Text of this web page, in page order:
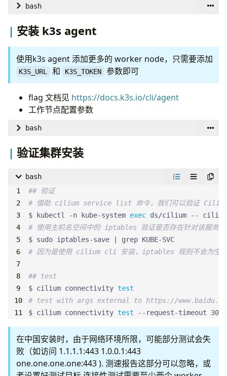
$ curl -sfL https://rancher-mirror.oss-cn-
  --tls-san <harbor_domain>
# 或者下载到本地 install-k3s.sh
$ cat install-k3s.sh | INSTALL_K3S_MIRROR
# 配置 KUBECONFIG
$ export
## 使用 cilium cli 安装 cilium
# get version of cilium https://github.com/
# get version by proxy
# now latest is v1.14.4
# match k3s default podCIDR 10.42.0.0/16
$ cilium install --version 1.14.4
  --set
= ipam.operator.clusterPoolIPv4PodCIDRList
# wait cilium install
bash
$ export K3S_KUBECONFIG_MODE
# 设置 数据库连接环境变量（非必需）--cluster-init 为
$ export K3S_DATASTORE_ENDPOINT
## 这些环境变量就是必须设置的
# 令牌使用首个节点安装时生成的 ${ENV_GEN_K3S_TOKEN}
# 设置 首个 server 地址，用于其他节点加入
# 设置私有 harbor 的域名或者 IP
$ export
# 设置安装版本 https://github.com/k3s-io/k3s/
$
export INSTALL_K3S_VERSION=
## 设置安装命令
# 这个方式为 使用嵌入式 etcd 初始化新集群，设置
# 使用自定义 CNI 禁用运行 kube-proxy
$ export INSTALL_K3S_EXEC=
## 开始安装
$ echo $K3S_TOKEN
# then
$ curl -sfL https://get.k3s.io |
# 或者使用国内镜像安装
安装 k3s agent
使用k3s agent 添加更多的 worker node，只需要添加
K3S_URL 和 K3S_TOKEN 参数即可
flag 文档见 https://docs.k3s.io/cli/agent
工作节点配置参数
bash
## 这些环境变量就是必须设置的
# 这里设置共享密钥用于将 server 或 agent 加入集群的令
# 令牌使用首个节点安装时生成的 ${ENV_GEN_K3S_TOKEN}
$ export K3S_TOKEN=${ ENV_GEN_K3S_TOKEN}
# 设置安装版本 https://github.com/k3s-io/k3s/
$ export INSTALL_K3S_VERSION=
# 设置集群节点地址
$ export K3S_INSTALL_FIRST_ADVERTISE_ADDRESS=
# 安装配置 agent
$ export INSTALL_K3S_EXEC=
## 开始安装
$ echo $K3S_TOKEN $K3S_URL
$INSTALL_K3S_EXEC
# then
$ curl -sfL https://get.k3s.io |
# 或者使用国内镜像安装
验证集群安装
bash
## 验证
# 借助 cilium service list 命令，我们可以验证 Cilium
$ kubectl -n kube-system exec
# 使用主机名空间中的 iptables 验证是否存在针对该服
$ sudo iptables-save
# 因为是使用 cilium cli 安装，iptables 规则不会为空，
## test
$ cilium connectivity test
# test with args external to https://
$ cilium connectivity test --request-timeout 30s
在中国安装时，由于网络环境所限，可能部分测试会失
败（如访问 1.1.1.1:443 1.0.0.1:443
one.one.one.one:443 ). 测速报告这部分可以忽略，或